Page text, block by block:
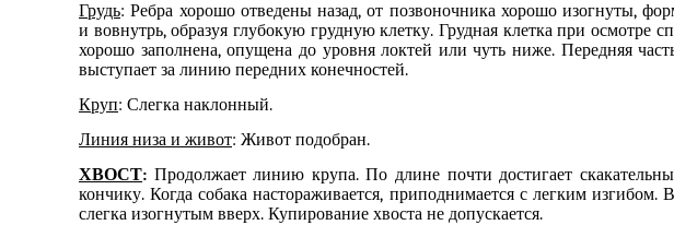
Грудь: Ребра хорошо отведены назад, от позвоночника хорошо изогнуты,
и вовнутрь, образуя глубокую грудную клетку. Грудная клетка при осмотре
хорошо заполнена,опущена до уровня локтей или чуть ниже. Передняя
выступает за линию передних конечностей.
Круп: Слегка наклонный.
Линия низа и живот: Живот подобран.
ХВОСТ: Продолжает линию крупа. По длине почти достигает
кончику. Когда собака настораживается, приподнимается слегким изгибом.
слегка изогнутым вверх. Купирование хвоста не допускается.